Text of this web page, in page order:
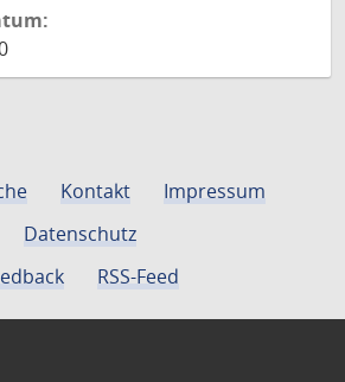
Kontakt
Impressum
Datenschutz
RSS-Feed